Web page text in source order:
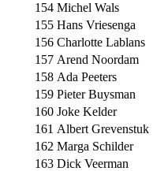
154 Michel Wals
155 Hans Vriesenga
156 Charlotte Lablans
157 Arend Noordam
158 Ada Peeters
159 Pieter Buysman
160 Joke Kelder
161 Albert Grevenstuk
162 Marga Schilder
163 Dick Veerman